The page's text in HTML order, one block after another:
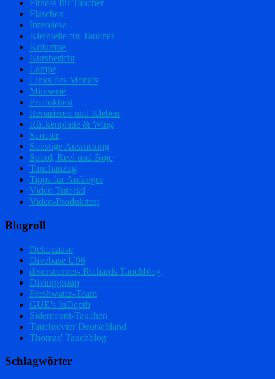
Fitness für Taucher
Flaschen
Interview
Kleinteile für Taucher
Kolumne
Kursbericht
Lampe
Links des Monats
Miniserie
Produkttest
Reparieren und Kleben
Rückenplatte & Wing
Scooter
Sonstige Ausrüstung
Spool, Reel und Boje
Tauchanzug
Tipps für Anfänger
Video Tutorial
Video-Produkttest
Blogroll
Dekopause
Divebase U96
diverscorner- Richards Tauchblog
Divinggroup
Freshwater-Team
GUE's InDepth
Sidemount-Tauchen
Tauchrevier Deutschland
Thomas' Tauchblog
Schlagwörter